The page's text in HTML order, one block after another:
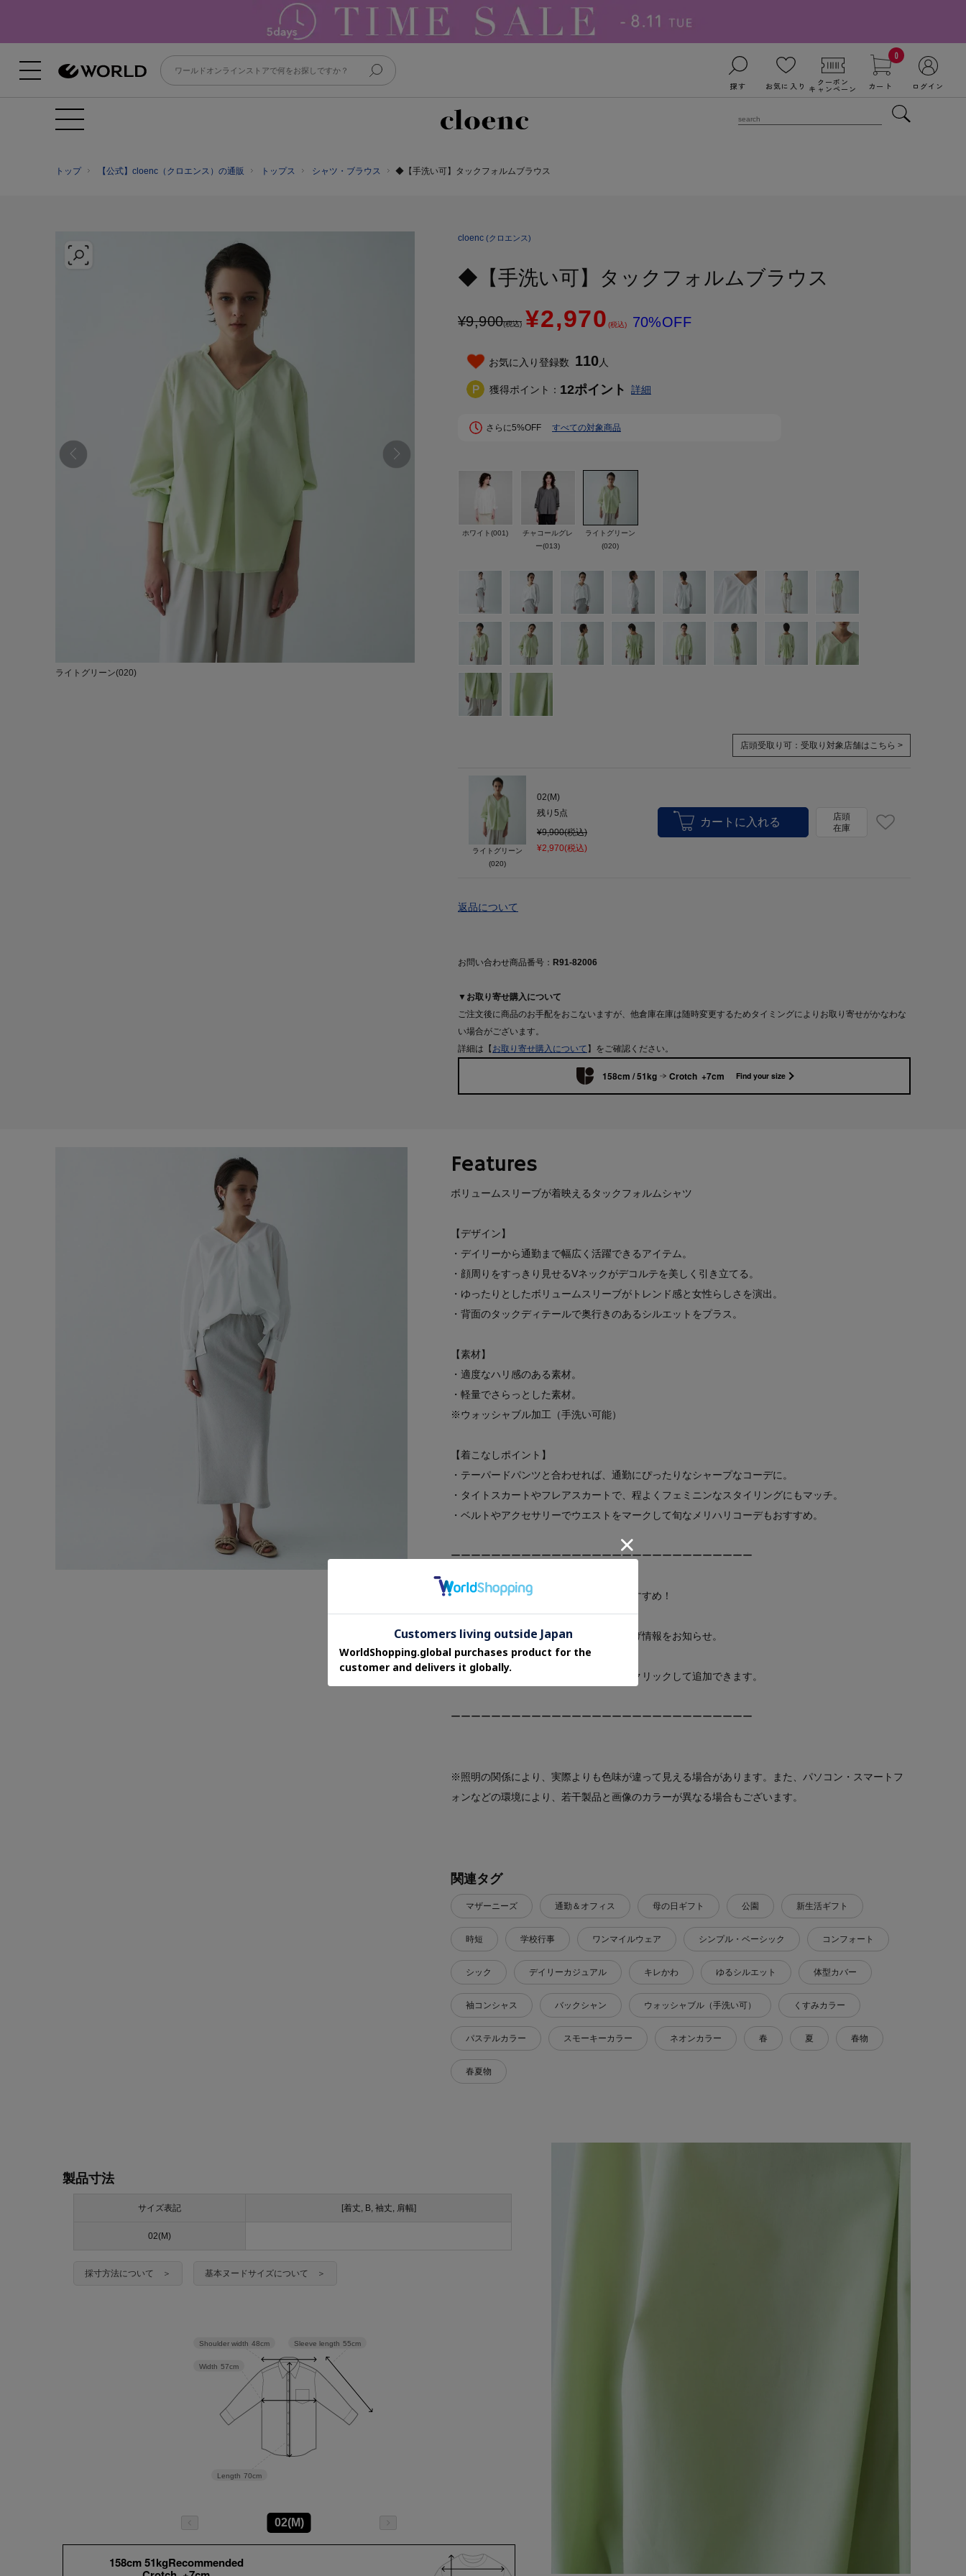
探す お気に入り クーポン
キャンペーン
0
カート ログイン
トップ 【公式】cloenc（クロエンス）の通販 トップス シャツ・ブラウス ◆【手洗い可】タックフォルムブラウス
ライトグリーン(020)
cloenc (クロエンス)
◆【手洗い可】タックフォルムブラウス
¥9,900(税込) ¥2,970 (税込) 70%OFF
お気に入り登録数 110人
獲得ポイント： 12ポイント 詳細
さらに5%OFF すべての対象商品
ホワイト(001)
チャコールグレ
ー(013)
ライトグリーン
(020)
店頭受取り可： 受取り対象店舗はこちら >
ライトグリーン
(020)
02(M)
残り 5点
¥9,900(税込)
¥2,970(税込)
店頭
在庫
返品について
お問い合わせ商品番号： R91-82006
▼お取り寄せ購入について
ご注文後に商品のお手配をおこないますが、他倉庫在庫は随時変更するためタイミングによりお取り寄せがかなわな
い場合がございます。
詳細は【 お取り寄せ購入について 】をご確認ください。
158cm / 51kg Crotch +7cm Find your size
Features
ボリュームスリーブが着映えるタックフォルムシャツ
【デザイン】
・デイリーから通勤まで幅広く活躍できるアイテム。
・顔周りをすっきり見せるVネックがデコルテを美しく引き立てる。
・ゆったりとしたボリュームスリーブがトレンド感と女性らしさを演出。
・背面のタックディテールで奥行きのあるシルエットをプラス。
【素材】
・適度なハリ感のある素材。
・軽量でさらっとした素材。
※ウォッシャブル加工（手洗い可能）
【着こなしポイント】
・テーパードパンツと合わせれば、通勤にぴったりなシャープなコーデに。
・タイトスカートやフレアスカートで、程よくフェミニンなスタイリングにもマッチ。
・ベルトやアクセサリーでウエストをマークして旬なメリハリコーデもおすすめ。
ーーーーーーーーーーーーーーーーーーーーーーーーーーーーーー
気になるアイテムはお気に入り登録がおすすめ！
お気に入り登録で、再入荷通知やお値下げ情報をお知らせ。
お得な情報をいち早くお届けいたします！
アイテムページにある、ハートマークをクリックして追加できます。
ーーーーーーーーーーーーーーーーーーーーーーーーーーーーーー
※照明の関係により、実際よりも色味が違って見える場合があります。また、パソコン・スマートフ
ォンなどの環境により、若干製品と画像のカラーが異なる場合もございます。
関連タグ
マザーニーズ 通勤＆オフィス 母の日ギフト 公園 新生活ギフト
時短 学校行事 ワンマイルウェア シンプル・ベーシック コンフォート
シック デイリーカジュアル キレかわ ゆるシルエット 体型カバー
袖コンシャス バックシャン ウォッシャブル（手洗い可） くすみカラー
パステルカラー スモーキーカラー ネオンカラー 春 夏 春物
春夏物
製品寸法
サイズ表記 [着丈, B, 袖丈, 肩幅]
02(M)
採寸方法について ＞ 基本ヌードサイズについて ＞
Sleeve length 55cm
Length 70cm
Width 57cm
Shoulder width 48cm
02(M)
158cm 51kgRecommended